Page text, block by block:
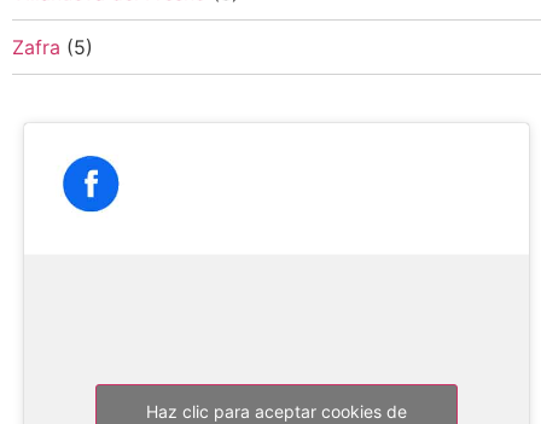
Zafra (5)
Haz clic para aceptar cookies de